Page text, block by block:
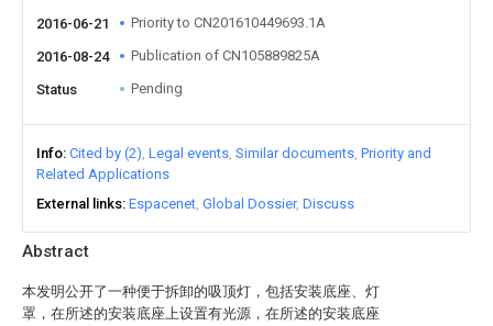
Abstract
本发明公开了一种便于拆卸的吸顶灯，包括安装底座、灯
罩，在所述的安装底座上设置有光源，在所述的安装底座
2016-06-21 Priority to CN201610449693.1A
2016-08-24 Publication of CN105889825A
Status Pending
Info Cited by (2) Legal events Similar documents Priority and
Related Applications
External links Espacenet Global Dossier Discuss